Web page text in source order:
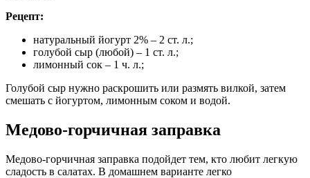
Рецепт:
натуральный йогурт 2% – 2 ст. л.;
голубой сыр (любой) – 1 ст. л.;
лимонный сок – 1 ч. л.;
Голубой сыр нужно раскрошить или размять вилкой, затем
смешать с йогуртом, лимонным соком и водой.
Медово-горчичная заправка
Медово-горчичная заправка подойдет тем, кто любит легкую
сладость в салатах. В домашнем варианте легко